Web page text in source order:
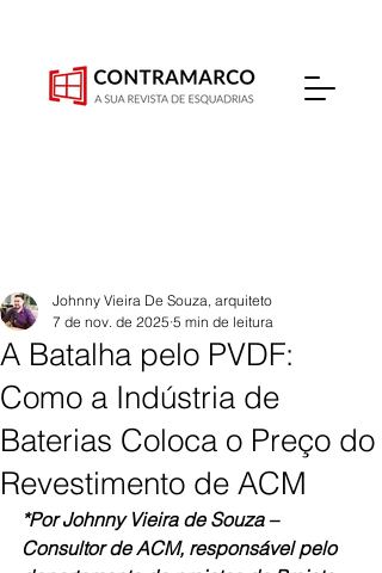
A Batalha pelo PVDF:
Como a Indústria de
Baterias Coloca o Preço do
Revestimento de ACM
Johnny Vieira De Souza, arquiteto
7 de nov. de 2025 5 min de leitura
*Por Johnny Vieira de Souza –
Consultor de ACM, responsável pelo